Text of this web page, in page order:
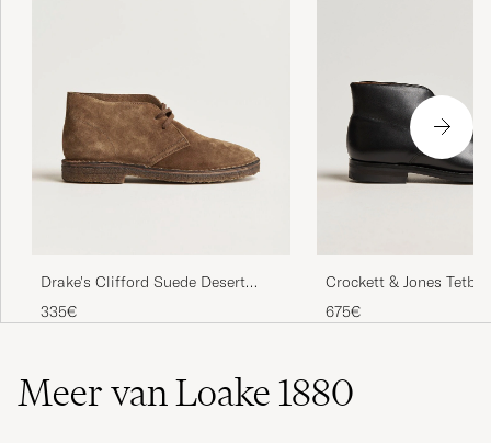
Drake's Clifford Suede Desert
Boots Brown
335€
Crockett & Jones
Black Calf
675€
Meer van Loake 1880